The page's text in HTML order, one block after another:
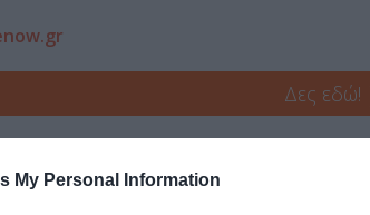
My Personal Information
Δες εδώ!